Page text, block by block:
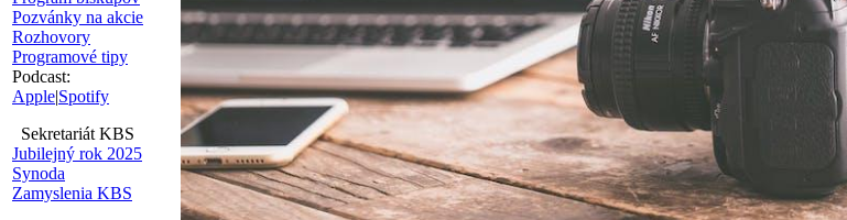
Pozvánky na akcie
Rozhovory
Programové tipy
Podcast:
Apple|Spotify
Sekretariát KBS
Jubilejný rok 2025
Synoda
Zamyslenia KBS